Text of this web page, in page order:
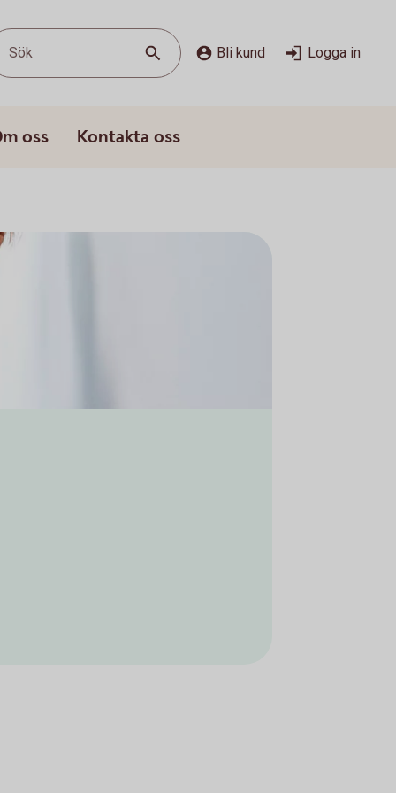
Sök Bli kund Logga in
oss Kontakta oss